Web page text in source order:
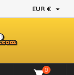
EUR € 
0
×
×
×
produits à